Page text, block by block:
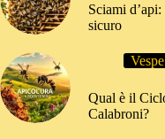
Sciami
sicuro
Qual è il
Calabroni?